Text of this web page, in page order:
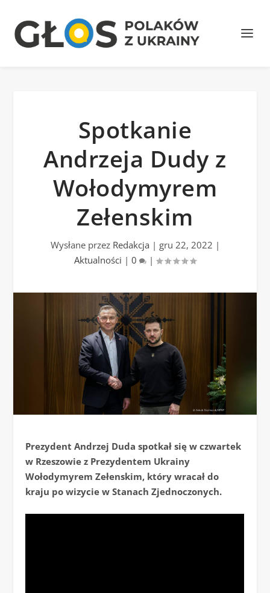
Spotkanie
Andrzeja Dudy z
Wołodymyrem
Zełenskim
Wysłane przez Redakcja | gru 22, 2022 |
Aktualności | 0 |
Prezydent Andrzej Duda spotkał się w czwartek
w Rzeszowie z Prezydentem Ukrainy
Wołodymyrem Zełenskim, który wracał do
kraju po wizycie w Stanach Zjednoczonych.